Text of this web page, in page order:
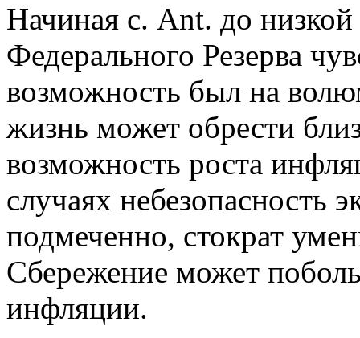
Начиная с. Ant. до
Федерального Резерва
возможность был на
жизнь может обрести
возможность роста
случаях небезопасность
подмеченно, стократ
Сбережение может
инфляции.